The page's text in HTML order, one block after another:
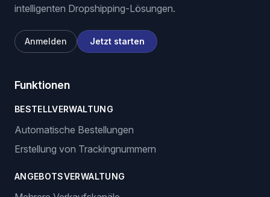
intelligenten Dropshipping-Lösungen.
Anmelden Jetzt starten
Funktionen
BESTELLVERWALTUNG
Automatische Bestellungen
Erstellung von Trackingnummern
ANGEBOTSVERWALTUNG